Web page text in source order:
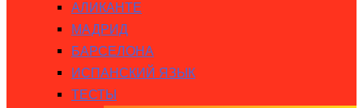
АЛИКАНТЕ
МАДРИД
БАРСЕЛОНА
ИСПАНСКИЙ ЯЗЫК
ТЕСТЫ